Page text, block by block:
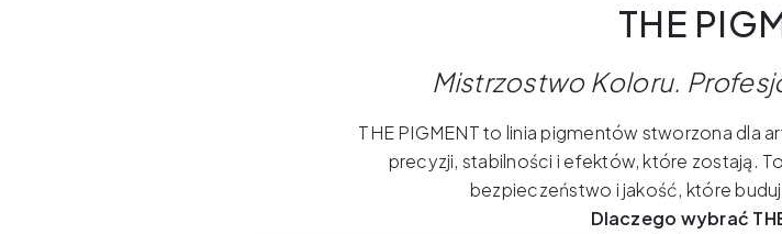
THE
Mistrzostwo Koloru.
THE PIGMENT to linia pigmentów stworzona dla
precyzji, stabilności i efektów, które zostają.
bezpieczeństwo i jakość, które
Dlaczego wybrać